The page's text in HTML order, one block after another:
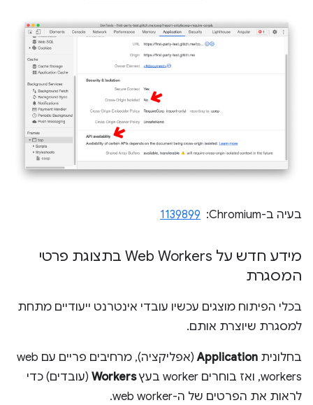
בעיה ב-Chromium: ‏ 1139899
מידע חדש על Web Workers בתצוגת פרטי
המסגרת
בכלי הפיתוח מוצגים עכשיו עובדי אינטרנט ייעודיים מתחת
למסגרת שיוצרת אותם.
בחלונית Application
(אפליקציה), מרחיבים פריים עם web
workers, ואז בוחרים worker בעץ
Workers (עובדים) כדי
לראות את הפרטים של ה-web worker.